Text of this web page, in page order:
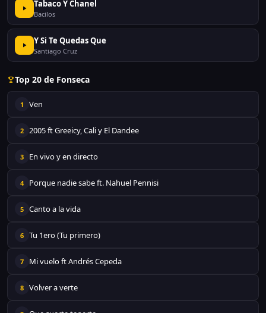
Tabaco Y Chanel
Bacilos
Y Si Te Quedas Que
Santiago Cruz
Top 20 de Fonseca
1 Ven
2 2005 ft Greeicy, Cali y El Dandee
3 En vivo y en directo
4 Porque nadie sabe ft. Nahuel Pennisi
5 Canto a la vida
6 Tu 1ero (Tu primero)
7 Mi vuelo ft Andrés Cepeda
8 Volver a verte